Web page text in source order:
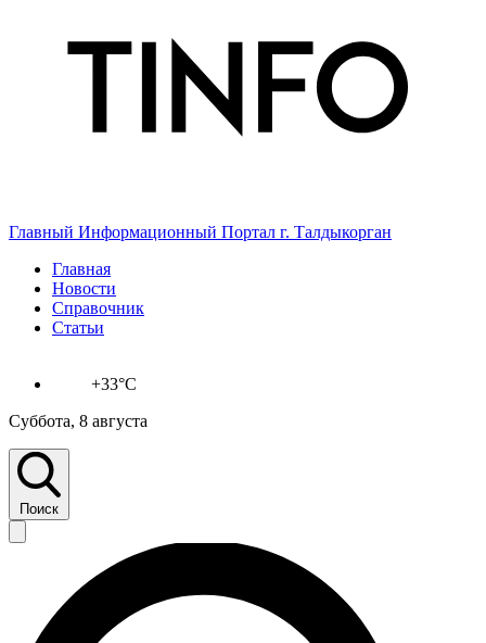
Главный Информационный Портал г. Талдыкорган
Главная
Новости
Справочник
Статьи
+33°C
Суббота, 8 августа
Поиск